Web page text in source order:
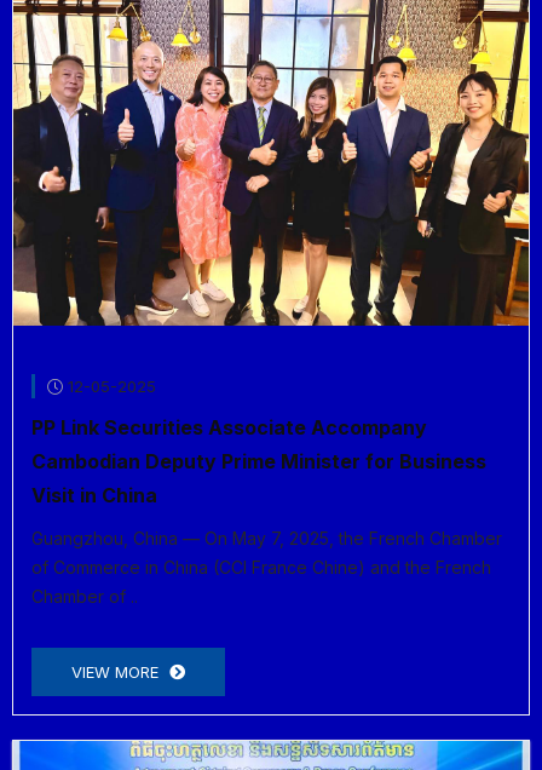
12-05-2025
PP Link Securities Associate Accompany
Cambodian Deputy Prime Minister for Business
Visit in China
Guangzhou, China — On May 7, 2025, the French Chamber
of Commerce in China (CCI France Chine) and the French
Chamber of ..
VIEW MORE